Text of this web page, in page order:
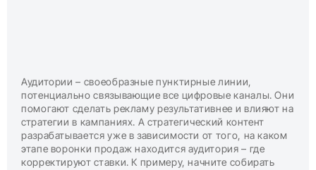
Аудитории – своеобразные пунктирные линии,
потенциально связывающие все цифровые каналы. Они
помогают сделать рекламу результативнее и влияют на
стратегии в кампаниях. А стратегический контент
разрабатывается уже в зависимости от того, на каком
этапе воронки продаж находится аудитория – где
корректируют ставки. К примеру, начните собирать